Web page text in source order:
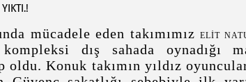
mücadele eden takımımızELİT
dış sahada oynadığı
oldu. Konuk takımın yıldız